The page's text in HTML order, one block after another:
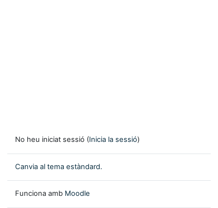
No heu iniciat sessió (Inicia la sessió)
Canvia al tema estàndard.
Funciona amb Moodle